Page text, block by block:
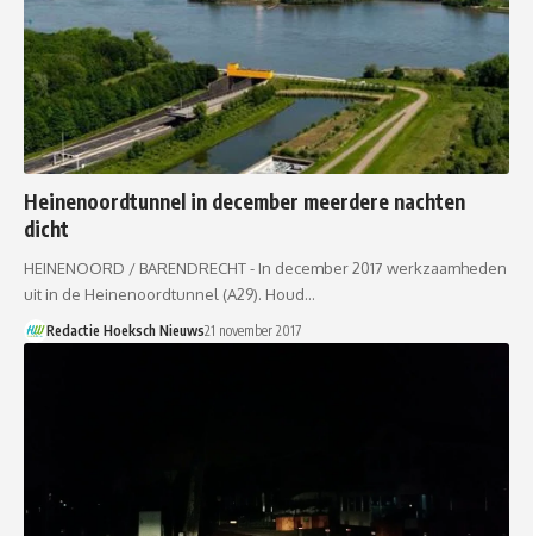
Heinenoordtunnel in december meerdere nachten
dicht
HEINENOORD / BARENDRECHT - In december 2017 werkzaamheden
uit in de Heinenoordtunnel (A29). Houd…
Redactie Hoeksch Nieuws21 november 2017